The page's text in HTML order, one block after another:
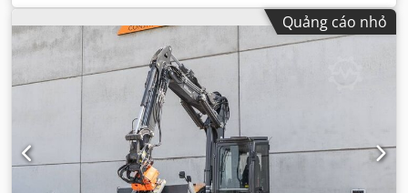
động:15.109 h,
Quảng cáo nhỏ